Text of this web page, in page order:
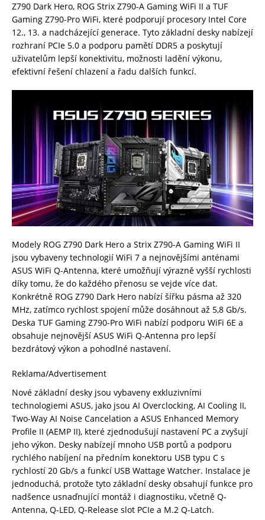
Z790 Dark Hero, ROG Strix Z790-A Gaming WiFi II a TUF
Gaming Z790-Pro WiFi, které podporují procesory Intel Core
12., 13. a nadcházející generace. Tyto základní desky nabízejí
rozhraní PCIe 5.0 a podporu pamětí DDR5 a poskytují
uživatelům lepší konektivitu, možnosti ladění výkonu,
efektivní řešení chlazení a řadu dalších funkcí.
Modely ROG Z790 Dark Hero a Strix Z790-A Gaming WiFi II
jsou vybaveny technologií WiFi 7 a nejnovějšími anténami
ASUS WiFi Q-Antenna, které umožňují výrazně vyšší rychlosti
díky tomu, že do každého přenosu se vejde více dat.
Konkrétně ROG Z790 Dark Hero nabízí šířku pásma až 320
MHz, zatímco rychlost spojení může dosáhnout až 5,8 Gb/s.
Deska TUF Gaming Z790-Pro WiFi nabízí podporu WiFi 6E a
obsahuje nejnovější ASUS WiFi Q-Antenna pro lepší
bezdrátový výkon a pohodlné nastavení.
Reklama/Advertisement
Nové základní desky jsou vybaveny exkluzivními
technologiemi ASUS, jako jsou AI Overclocking, AI Cooling II,
Two-Way AI Noise Cancelation a ASUS Enhanced Memory
Profile II (AEMP II), které zjednodušují nastavení PC a zvyšují
jeho výkon. Desky nabízejí mnoho USB portů a podporu
rychlého nabíjení na předním konektoru USB typu C s
rychlostí 20 Gb/s a funkcí USB Wattage Watcher. Instalace je
jednoduchá, protože tyto základní desky obsahují funkce pro
nadšence usnaďnující montáž i diagnostiku, včetně Q-
Antenna, Q-LED, Q-Release slot PCIe a M.2 Q-Latch.